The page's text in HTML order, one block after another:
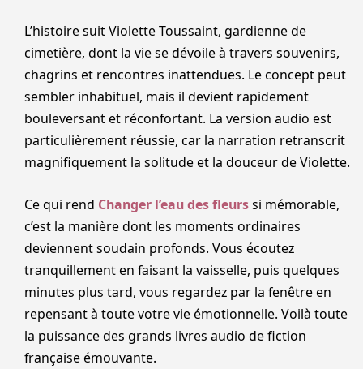
L’histoire suit Violette Toussaint, gardienne de
cimetière, dont la vie se dévoile à travers souvenirs,
chagrins et rencontres inattendues. Le concept peut
sembler inhabituel, mais il devient rapidement
bouleversant et réconfortant. La version audio est
particulièrement réussie, car la narration retranscrit
magnifiquement la solitude et la douceur de Violette.
Ce qui rend Changer l’eau des fleurssi mémorable,
c’est la manière dont les moments ordinaires
deviennent soudain profonds. Vous écoutez
tranquillement en faisant la vaisselle, puis quelques
minutes plus tard, vous regardez par la fenêtre en
repensant à toute votre vie émotionnelle. Voilà toute
la puissance des grands livres audio de fiction
française émouvante.